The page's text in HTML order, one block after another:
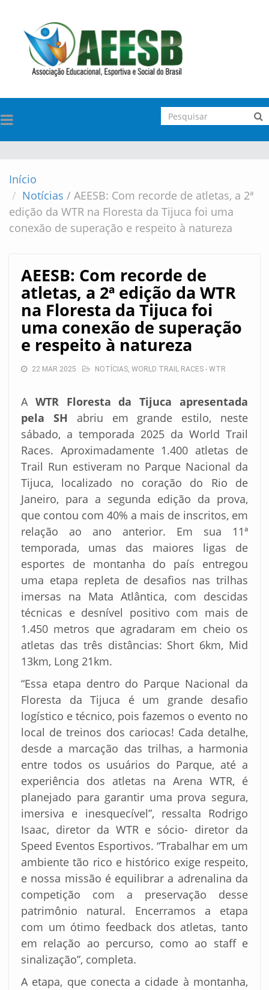
TOGGLE
NAVIGATION
Início
Notícias / AEESB: Com recorde de atletas, a 2ª
edição da WTR na Floresta da Tijuca foi uma
conexão de superação e respeito à natureza
AEESB: Com recorde de
atletas, a 2ª edição da WTR
na Floresta da Tijuca foi
uma conexão de superação
e respeito à natureza
22 MAR 2025 NOTÍCIAS, WORLD TRAIL RACES - WTR
A WTR Floresta da Tijuca apresentada
pela SH abriu em grande estilo, neste
sábado, a temporada 2025 da World Trail
Races. Aproximadamente 1.400 atletas de
Trail Run estiveram no Parque Nacional da
Tijuca, localizado no coração do Rio de
Janeiro, para a segunda edição da prova,
que contou com 40% a mais de inscritos, em
relação ao ano anterior. Em sua 11ª
temporada, umas das maiores ligas de
esportes de montanha do país entregou
uma etapa repleta de desafios nas trilhas
imersas na Mata Atlântica, com descidas
técnicas e desnível positivo com mais de
1.450 metros que agradaram em cheio os
atletas das três distâncias: Short 6km, Mid
13km, Long 21km.
“Essa etapa dentro do Parque Nacional da
Floresta da Tijuca é um grande desafio
logístico e técnico, pois fazemos o evento no
local de treinos dos cariocas! Cada detalhe,
desde a marcação das trilhas, a harmonia
entre todos os usuários do Parque, até a
experiência dos atletas na Arena WTR, é
planejado para garantir uma prova segura,
imersiva e inesquecível”, ressalta Rodrigo
Isaac, diretor da WTR e sócio- diretor da
Speed Eventos Esportivos. “Trabalhar em um
ambiente tão rico e histórico exige respeito,
e nossa missão é equilibrar a adrenalina da
competição com a preservação desse
patrimônio natural. Encerramos a etapa
com um ótimo feedback dos atletas, tanto
em relação ao percurso, como ao staff e
sinalização”, completa.
A etapa, que conecta a cidade à montanha,